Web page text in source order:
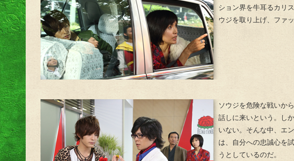
ション界を牛耳るカリ
ウジを取り上げ、ファ
ソウジを危険な戦いか
話しに来いという。し
いない。そんな中、エ
は、自分への忠誠心を
うとしているのだ。